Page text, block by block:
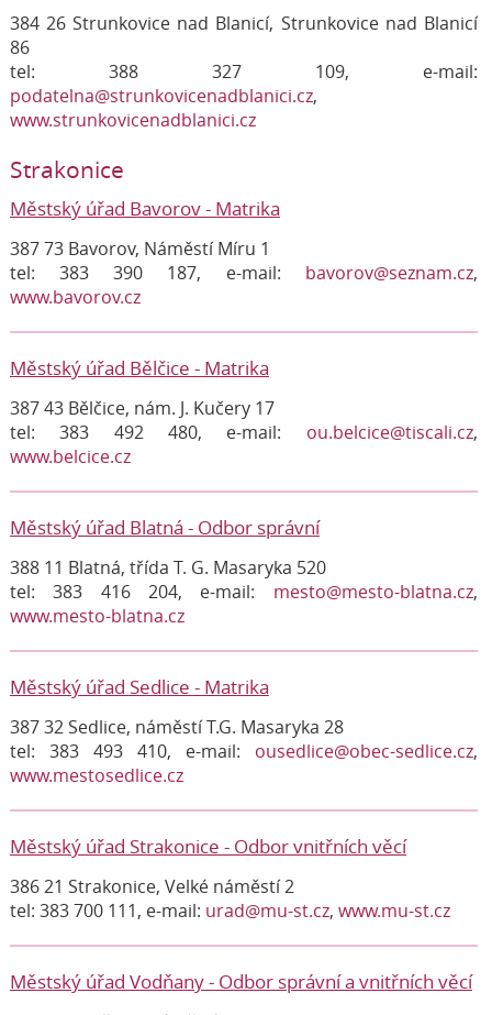
384 26 Strunkovice nad Blanicí, Strunkovice nad Blanicí
86
tel: 388 327 109, e-mail:
podatelna@strunkovicenadblanici.cz,
www.strunkovicenadblanici.cz
Strakonice
Městský úřad Bavorov - Matrika
387 73 Bavorov, Náměstí Míru 1
tel: 383 390 187, e-mail: bavorov@seznam.cz,
www.bavorov.cz
Městský úřad Bělčice - Matrika
387 43 Bělčice, nám. J. Kučery 17
tel: 383 492 480, e-mail: ou.belcice@tiscali.cz,
www.belcice.cz
Městský úřad Blatná - Odbor správní
388 11 Blatná, třída T. G. Masaryka 520
tel: 383 416 204, e-mail: mesto@mesto-blatna.cz,
www.mesto-blatna.cz
Městský úřad Sedlice - Matrika
387 32 Sedlice, náměstí T.G. Masaryka 28
tel: 383 493 410, e-mail: ousedlice@obec-sedlice.cz,
www.mestosedlice.cz
Městský úřad Strakonice - Odbor vnitřních věcí
386 21 Strakonice, Velké náměstí 2
tel: 383 700 111, e-mail: urad@mu-st.cz, www.mu-st.cz
Městský úřad Vodňany - Odbor správní a vnitřních věcí